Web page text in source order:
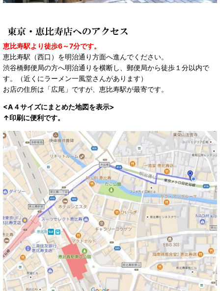
恵比寿駅より徒歩6～7分です。
恵比寿駅（西口）を明治通り方面へ進んでください。
渋谷橋郵便局の方へ明治通りを横断し、郵便局から徒歩１分以内で
す。（近くにラーメン一風堂さんがあります）
お店の住所は「広尾」ですが、恵比寿駅が最寄です。
<A４サイズにまとめた地図を表示>
↑印刷に便利です。